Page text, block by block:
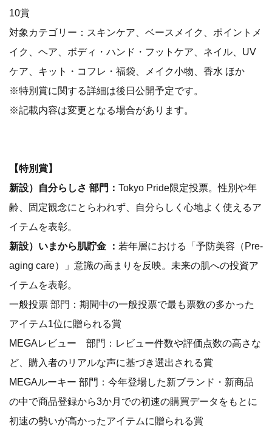
10賞
対象カテゴリー：スキンケア、ベースメイク、ポイントメ
イク、ヘア、ボディ・ハンド・フットケア、ネイル、UV
ケア、キット・コフレ・福袋、メイク小物、香水 ほか
※特別賞に関する詳細は後日公開予定です。
※記載内容は変更となる場合があります。
【特別賞】
新設）自分らしさ 部門： Tokyo Pride限定投票。性別や年
齢、固定観念にとらわれず、自分らしく心地よく使えるア
イテムを表彰。
新設）いまから肌貯金 ： 若年層における「予防美容（Pre-
aging care）」意識の高まりを反映。未来の肌への投資ア
イテムを表彰。
一般投票 部門：期間中の一般投票で最も票数の多かった
アイテム1位に贈られる賞
MEGAレビュー 部門：レビュー件数や評価点数の高さな
ど、購入者のリアルな声に基づき選出される賞
MEGAルーキー 部門：今年登場した新ブランド・新商品
の中で商品登録から3か月での初速の購買データをもとに
初速の勢いが高かったアイテムに贈られる賞